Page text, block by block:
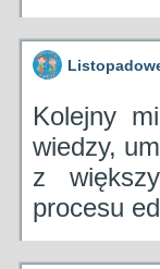
Kolejny
wiedzy,
z
procesu